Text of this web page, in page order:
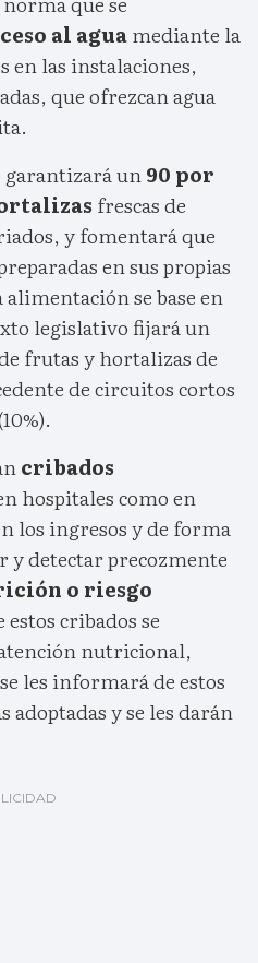
al aguamediante la
en las instalaciones,
que ofrezcan agua
garantizará un90 por
frescas de
y fomentará que
en sus propias
se base en
legislativo fijará un
frutas y hortalizas de
de circuitos cortos
cribados
hospitales como en
los ingresos y de forma
y detectar precozmente
o riesgo
estos cribados se
nutricional,
les informará de estos
adoptadas y se les darán